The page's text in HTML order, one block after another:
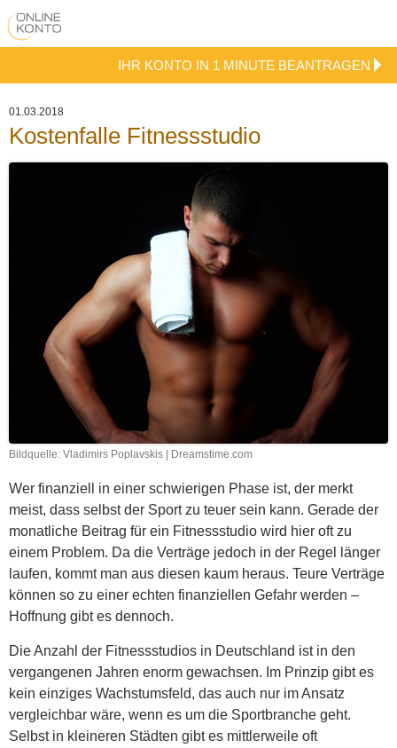
IHR KONTO IN 1 MINUTE BEANTRAGEN
01.03.2018
Kostenfalle Fitnessstudio
Bildquelle: Vladimirs Poplavskis | Dreamstime.com
Wer finanziell in einer schwierigen Phase ist, der merkt
meist, dass selbst der Sport zu teuer sein kann. Gerade der
monatliche Beitrag für ein Fitnessstudio wird hier oft zu
einem Problem. Da die Verträge jedoch in der Regel länger
laufen, kommt man aus diesen kaum heraus. Teure Verträge
können so zu einer echten finanziellen Gefahr werden –
Hoffnung gibt es dennoch.
Die Anzahl der Fitnessstudios in Deutschland ist in den
vergangenen Jahren enorm gewachsen. Im Prinzip gibt es
kein einziges Wachstumsfeld, das auch nur im Ansatz
vergleichbar wäre, wenn es um die Sportbranche geht.
Selbst in kleineren Städten gibt es mittlerweile oft